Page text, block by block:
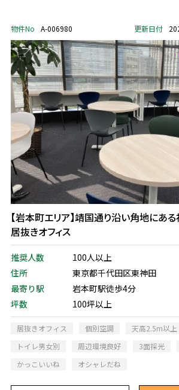
物件No A-006980 更新日付
【岩本町エリア】靖国通り沿い角地にあ
居抜きオフィス
推奨人数
100人以上
住所
東京都千代田区東神田
最寄り駅
岩本町駅徒歩4分
坪数
100坪以上
居抜きオフィス 個別空調 天高2.5m以上
トイレ男女別
周辺環境良好 3面採光
かっこいいね
オシャレだね